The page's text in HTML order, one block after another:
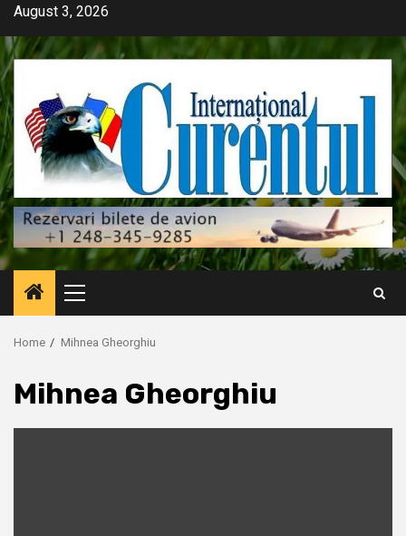
Skip
content
August 3, 2026
Primary
Menu
Home Mihnea Gheorghiu
Mihnea Gheorghiu